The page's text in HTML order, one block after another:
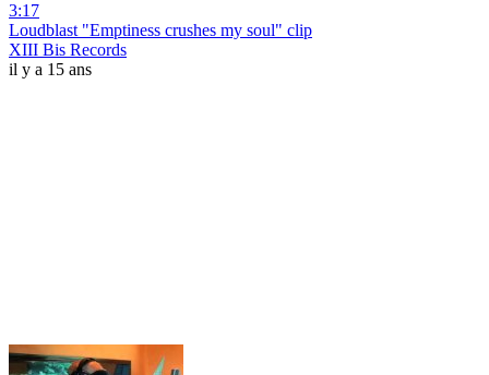
3:17
Loudblast "Emptiness crushes my soul" clip
XIII Bis Records
il y a 15 ans